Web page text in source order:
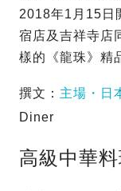
2018年1月15日
宿店及吉祥寺店
樣的《龍珠》精
撰文： 主場・日
Diner
高級中華